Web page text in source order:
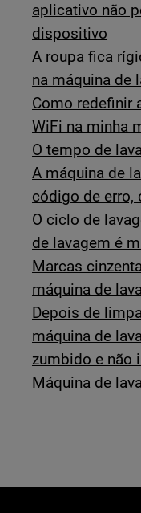
aplicativo não
dispositivo
A roupa fica
na máquina de
Como redefinir
WiFi na minha
O tempo de
A máquina de
código de erro,
O ciclo de
de lavagem é
Marcas
máquina de
Depois de
máquina de
zumbido e não
Máquina de